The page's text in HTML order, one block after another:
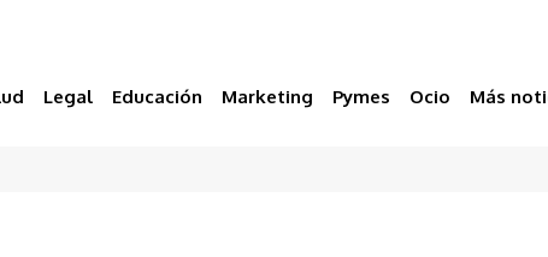
Legal Educación Marketing Pymes Ocio Más